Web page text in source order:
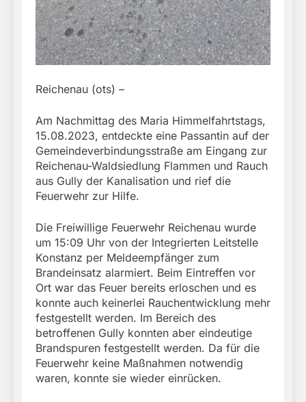
Reichenau (ots) –
Am Nachmittag des Maria Himmelfahrtstags,
15.08.2023, entdeckte eine Passantin auf der
Gemeindeverbindungsstraße am Eingang zur
Reichenau-Waldsiedlung Flammen und Rauch
aus Gully der Kanalisation und rief die
Feuerwehr zur Hilfe.
Die Freiwillige Feuerwehr Reichenau wurde
um 15:09 Uhr von der Integrierten Leitstelle
Konstanz per Meldeempfänger zum
Brandeinsatz alarmiert. Beim Eintreffen vor
Ort war das Feuer bereits erloschen und es
konnte auch keinerlei Rauchentwicklung mehr
festgestellt werden. Im Bereich des
betroffenen Gully konnten aber eindeutige
Brandspuren festgestellt werden. Da für die
Feuerwehr keine Maßnahmen notwendig
waren, konnte sie wieder einrücken.